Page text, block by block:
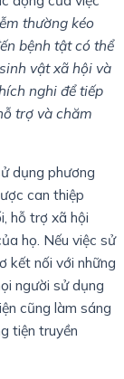
thường kéo
bệnh tật có thể
vật xã hội và
nghi để tiếp
trợ và chăm
dụng phương
can thiệp
hỗ trợ xã hội
họ. Nếu việc sử
kết nối với những
người sử dụng
cũng làm sáng
tiện truyền